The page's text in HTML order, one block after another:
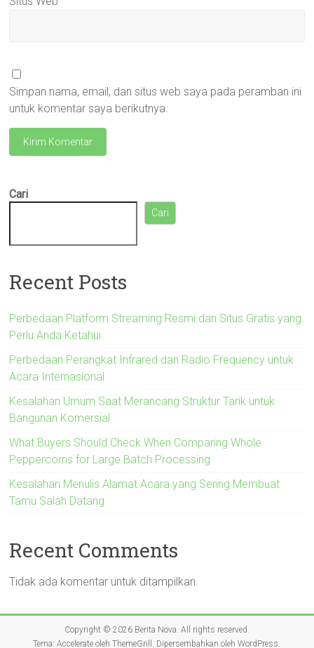
Simpan nama, email, dan situs web saya pada peramban ini
untuk komentar saya berikutnya.
Cari
Cari
Recent Posts
Perbedaan Platform Streaming Resmi dan Situs Gratis yang
Perlu Anda Ketahui
Perbedaan Perangkat Infrared dan Radio Frequency untuk
Acara Internasional
Kesalahan Umum Saat Merancang Struktur Tarik untuk
Bangunan Komersial
What Buyers Should Check When Comparing Whole
Peppercorns for Large Batch Processing
Kesalahan Menulis Alamat Acara yang Sering Membuat
Tamu Salah Datang
Recent Comments
Tidak ada komentar untuk ditampilkan.
Copyright © 2026 Berita Nova . All rights reserved.
Tema:Accelerate oleh ThemeGrill. Dipersembahkan olehWordPress